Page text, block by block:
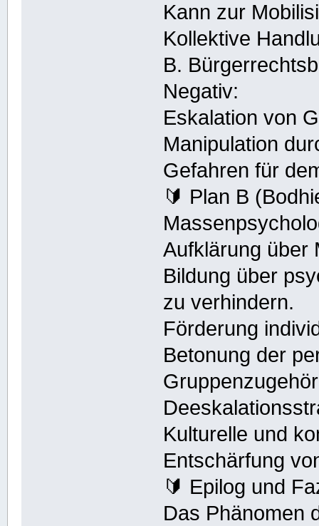
Kann zur
Kollektive
B.
Negativ:
Eskalation von
Manipulation
Gefahren für
🔰 Plan B
Aufklärung über
Bildung über
zu verhindern.
Förderung
Betonung der
Kulturelle und
Entschärfung
🔰 Epilog und
Das Phänomen